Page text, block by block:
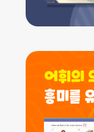
어휘의
흥미를